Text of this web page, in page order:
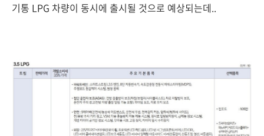
기통 LPG 차량이 동시에 출시될 것으로 예상되는데..